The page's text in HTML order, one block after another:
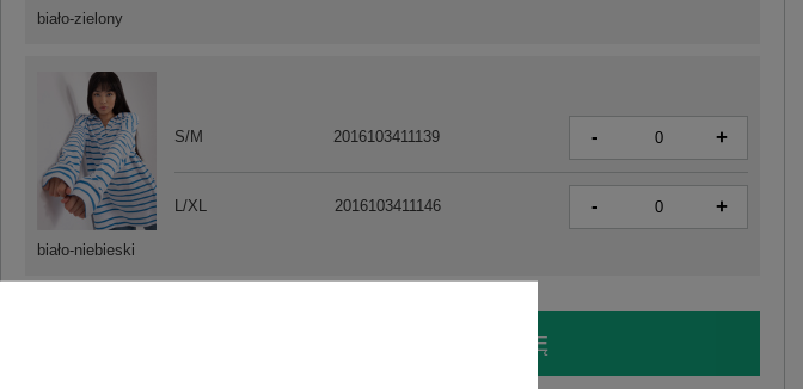
biało-niebieski
S/M 2016103411139 - +
L/XL 2016103411146 - +
biało-zielony
ZALOGUJ SIĘ I ZOBACZ CENĘ